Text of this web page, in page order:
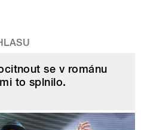
se v románu
to splnilo.